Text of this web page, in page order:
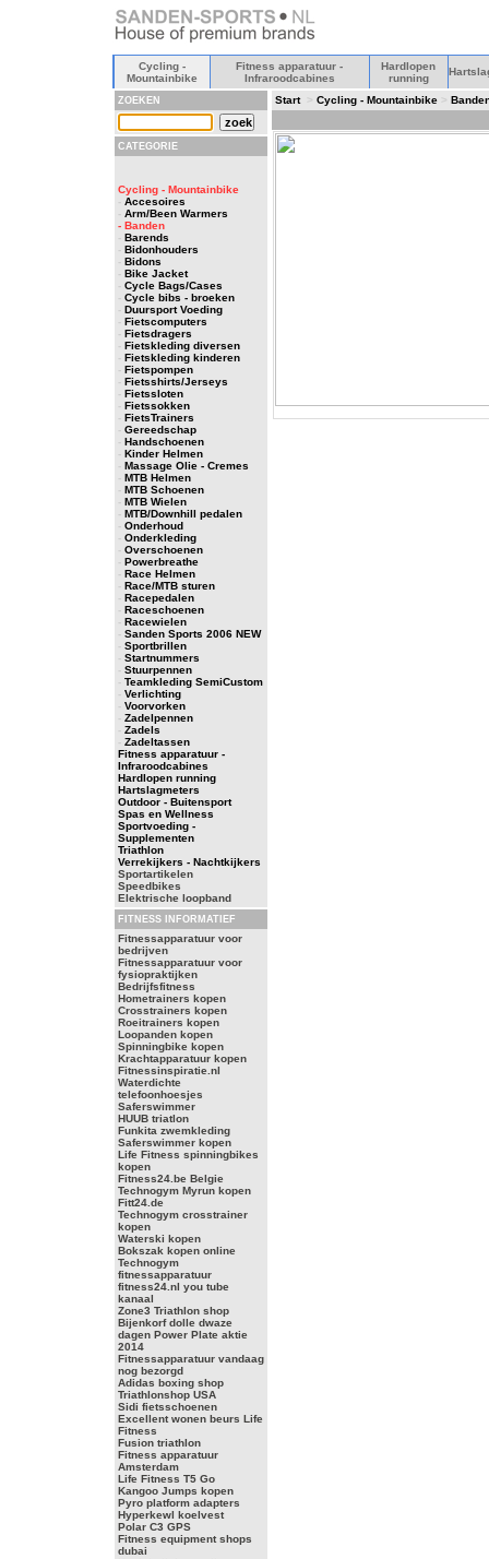
Cycling -
Mountainbike
Fitness apparatuur -
Infraroodcabines
Hardlopen
running
ZOEKEN
CATEGORIE
Cycling - Mountainbike
- Accesoires
- Arm/Been Warmers
- Banden
- Barends
- Bidonhouders
- Bidons
- Bike Jacket
- Cycle Bags/Cases
- Cycle bibs - broeken
- Duursport Voeding
- Fietscomputers
- Fietsdragers
- Fietskleding diversen
- Fietskleding kinderen
- Fietspompen
- Fietsshirts/Jerseys
- Fietssloten
- Fietssokken
- FietsTrainers
- Gereedschap
- Handschoenen
- Kinder Helmen
- Massage Olie - Cremes
- MTB Helmen
- MTB Schoenen
- MTB Wielen
- MTB/Downhill pedalen
- Onderhoud
- Onderkleding
- Overschoenen
- Powerbreathe
- Race Helmen
- Race/MTB sturen
- Racepedalen
- Raceschoenen
- Racewielen
- Sanden Sports 2006 NEW
- Sportbrillen
- Startnummers
- Stuurpennen
- Teamkleding SemiCustom
- Verlichting
- Voorvorken
- Zadelpennen
- Zadels
- Zadeltassen
Fitness apparatuur -
Infraroodcabines
Hardlopen running
Hartslagmeters
Outdoor - Buitensport
Spas en Wellness
Sportvoeding -
Supplementen
Triathlon
Verrekijkers - Nachtkijkers
Sportartikelen
Speedbikes
Elektrische loopband
FITNESS INFORMATIEF
Fitnessapparatuur voor
bedrijven
Fitnessapparatuur voor
fysiopraktijken
Bedrijfsfitness
Hometrainers kopen
Crosstrainers kopen
Roeitrainers kopen
Loopanden kopen
Spinningbike kopen
Krachtapparatuur kopen
Fitnessinspiratie.nl
Waterdichte
telefoonhoesjes
Saferswimmer
HUUB triatlon
Funkita zwemkleding
Saferswimmer kopen
Life Fitness spinningbikes
kopen
Fitness24.be Belgie
Technogym Myrun kopen
Fitt24.de
Technogym crosstrainer
kopen
Waterski kopen
Bokszak kopen online
Technogym
fitnessapparatuur
fitness24.nl you tube
kanaal
Zone3 Triathlon shop
Bijenkorf dolle dwaze
dagen Power Plate aktie
2014
Fitnessapparatuur vandaag
nog bezorgd
Adidas boxing shop
Triathlonshop USA
Sidi fietsschoenen
Excellent wonen beurs Life
Fitness
Fusion triathlon
Fitness apparatuur
Amsterdam
Life Fitness T5 Go
Kangoo Jumps kopen
Pyro platform adapters
Hyperkewl koelvest
Polar C3 GPS
Fitness equipment shops
dubai
Start> Cycling - Mountainbike >